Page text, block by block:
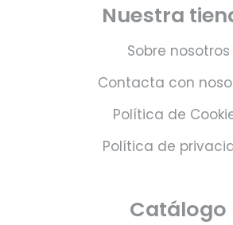
Nuestra
Sobre nosotros
Contacta con
Política de
Política de
Catálogo